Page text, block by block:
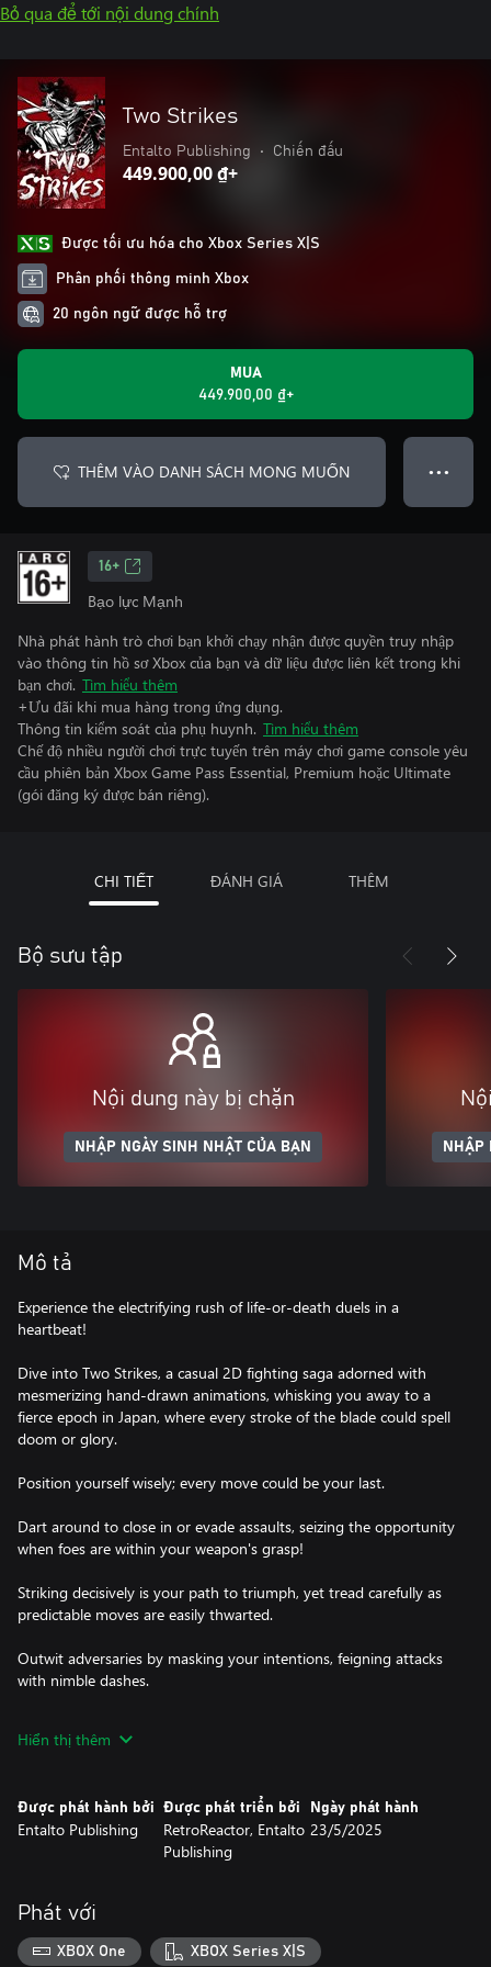
Bỏ qua để tới nội dung chính
Two Strikes
Entalto Publishing • Chiến đấu
449.900,00 ₫+
Được tối ưu hóa cho Xbox Series X|S
Phân phối thông minh Xbox
20 ngôn ngữ được hỗ trợ
MUA
449.900,00 ₫+
THÊM VÀO DANH SÁCH MONG MUỐN ● ● ●
16+
Bạo lực Mạnh
Nhà phát hành trò chơi bạn khởi chạy nhận được quyền truy nhập
vào thông tin hồ sơ Xbox của bạn và dữ liệu được liên kết trong khi
bạn chơi. Tìm hiểu thêm
+Ưu đãi khi mua hàng trong ứng dụng.
Thông tin kiểm soát của phụ huynh. Tìm hiểu thêm
Chế độ nhiều người chơi trực tuyến trên máy chơi game console yêu
cầu phiên bản Xbox Game Pass Essential, Premium hoặc Ultimate
(gói đăng ký được bán riêng).
CHI TIẾT ĐÁNH GIÁ THÊM
Bộ sưu tập
Nội dung này bị chặn
NHẬP NGÀY SINH NHẬT CỦA BẠN NHẬP
Mô tả
Experience the electrifying rush of life-or-death duels in a
heartbeat!
Dive into Two Strikes, a casual 2D fighting saga adorned with
mesmerizing hand-drawn animations, whisking you away to a
fierce epoch in Japan, where every stroke of the blade could spell
doom or glory.
Position yourself wisely; every move could be your last.
Dart around to close in or evade assaults, seizing the opportunity
when foes are within your weapon's grasp!
Striking decisively is your path to triumph, yet tread carefully as
predictable moves are easily thwarted.
Outwit adversaries by masking your intentions, feigning attacks
with nimble dashes.
claim your honor!
Hiển thị thêm
Được phát hành bởi
Entalto Publishing
Được phát triển bởi
RetroReactor, Entalto
Publishing
Ngày phát hành
23/5/2025
Phát với
XBOX One XBOX Series X|S